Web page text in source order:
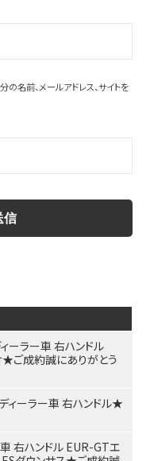
名前、メールアドレス、サイトを
ーラー車 右ハンドル
ご成約誠にありがとう
ィーラー車 右ハンドル★
右ハンドル EUR-GTエ